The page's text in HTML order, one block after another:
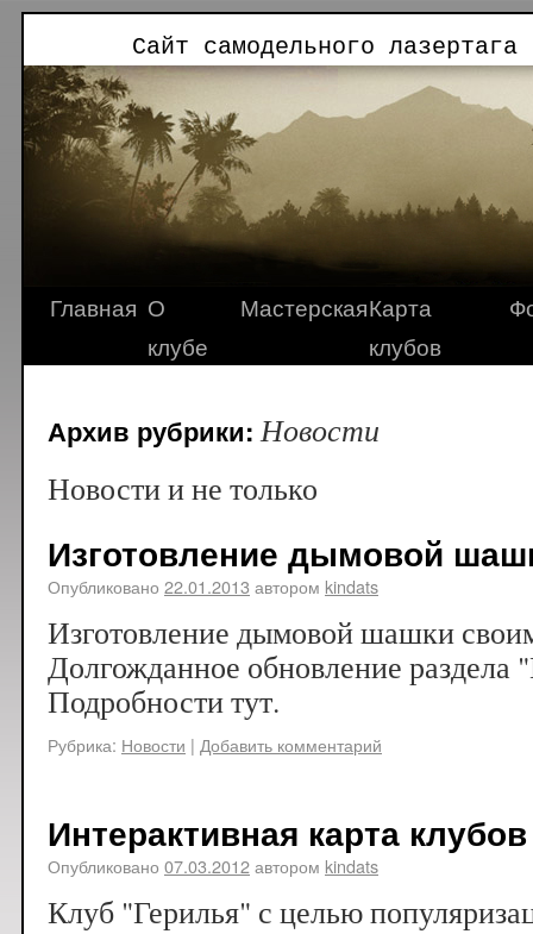
Сайт самодельного
Главная О
клубе
МастерскаяКарта
клубов
Архив рубрики:Новости
Новости и не только
Изготовление дымовой
Опубликовано 22.01.2013 автором kindats
Изготовление дымовой шашки
Долгожданное обновление раздела
Подробности тут.
Рубрика: Новости | Добавить комментарий
Интерактивная карта клубов
Опубликовано 07.03.2012автором kindats
Клуб "Герилья" с целью